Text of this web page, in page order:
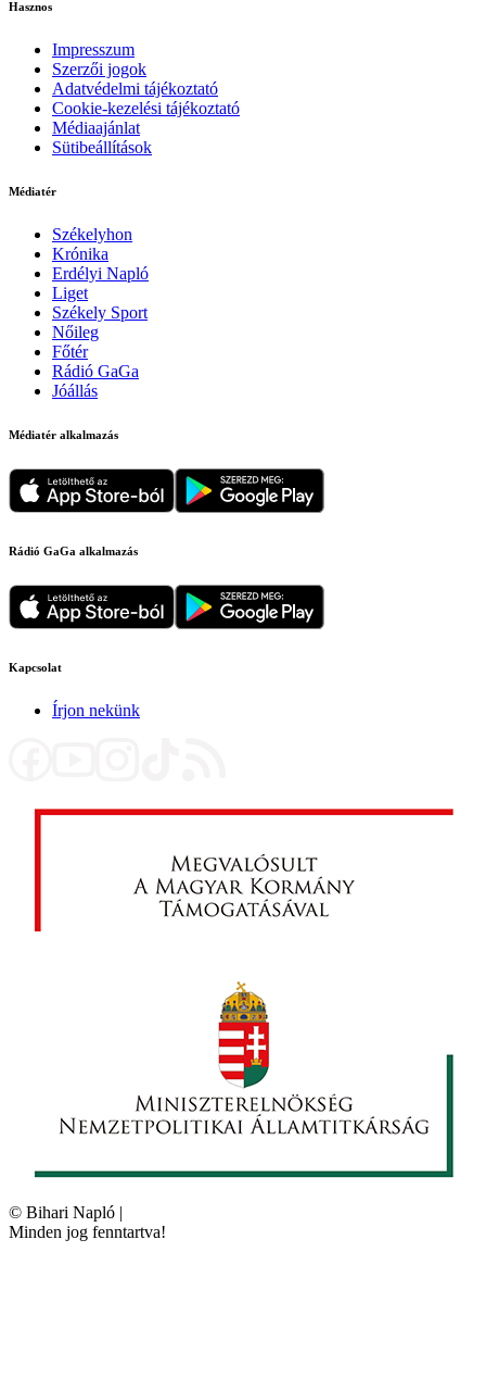
Hasznos
Impresszum
Szerzői jogok
Adatvédelmi tájékoztató
Cookie-kezelési tájékoztató
Médiaajánlat
Sütibeállítások
Médiatér
Székelyhon
Krónika
Erdélyi Napló
Liget
Székely Sport
Nőileg
Főtér
Rádió GaGa
Jóállás
Médiatér alkalmazás
Rádió GaGa alkalmazás
Kapcsolat
Írjon nekünk
© Bihari Napló |
Minden jog fenntartva!